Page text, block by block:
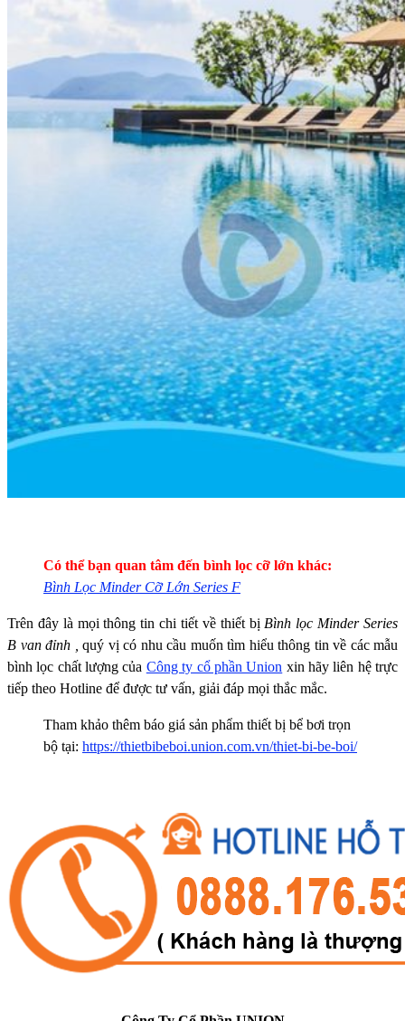
Có thể bạn quan tâm đến bình lọc cỡ lớn khác:
Bình Lọc Minder Cỡ Lớn Series F
Trên đây là mọi thông tin chi tiết về thiết bị Bình lọc Minder Series
B van đỉnh
quý vị có nhu cầu muốn tìm hiểu thông tin về các mẫu
bình lọc chất lượng của Công ty cổ phần Union xin hãy liên hệ trực
tiếp theo Hotline để được tư vấn, giải đáp mọi thắc mắc.
Tham khảo thêm báo giá sản phẩm thiết bị bể bơi trọn
bộ tại: https://thietbibeboi.union.com.vn/thiet-bi-be-boi/